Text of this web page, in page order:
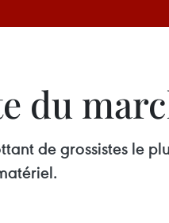
du
de grossistes le